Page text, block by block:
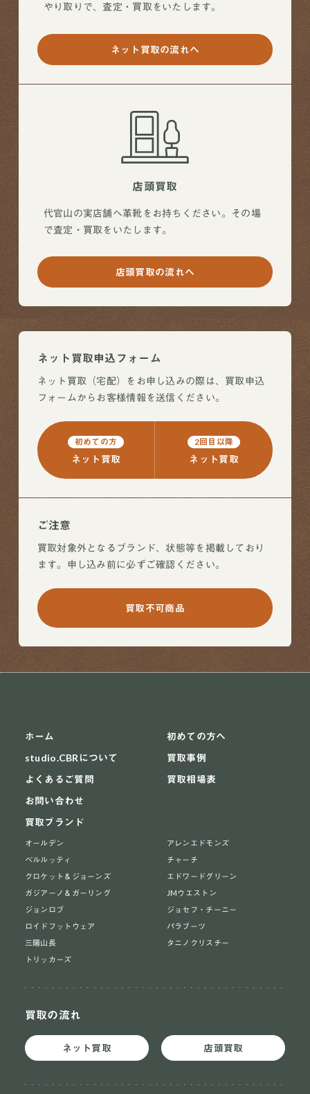
やり取りで、査定・買取をいたします。
ネット買取の流れへ
店頭買取
代官山の実店舗へ革靴をお持ちください。その場
で査定・買取をいたします。
店頭買取の流れへ
ネット買取申込フォーム
ネット買取（宅配）をお申し込みの際は、買取申込
フォームからお客様情報を送信ください。
初めての方
ネット買取
2回目以降
ネット買取
ご注意
買取対象外となるブランド、状態等を掲載しており
ます。申し込み前に必ずご確認ください。
買取不可商品
ホーム
studio.CBRについて
よくあるご質問
お問い合わせ
初めての方へ
買取事例
買取相場表
買取ブランド
オールデン
アレンエドモンズ
ベルルッティ
チャーチ
クロケット＆ジョーンズ
エドワードグリーン
ガジアーノ＆ガーリング
JMウエストン
ジョンロブ
ジョセフ・チーニー
ロイドフットウェア
パラブーツ
三陽山長
タニノクリスチー
トリッカーズ
買取の流れ
ネット買取 店頭買取